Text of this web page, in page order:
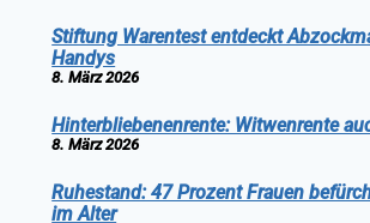
Stiftung Warentest entdeckt
Handys
8. März 2026
Hinterbliebenenrente: Witwenrente
8. März 2026
Ruhestand: 47 Prozent Frauen
im Alter